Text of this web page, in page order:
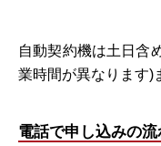
自動契約機は土日含
業時間が異なります)
電話で申し込みの流